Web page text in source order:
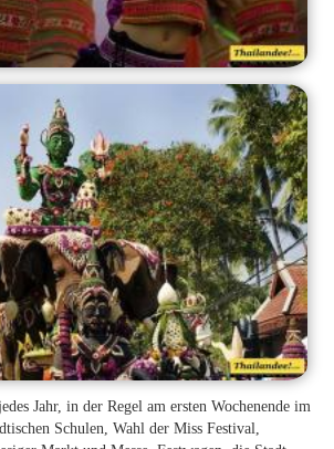
Jahr, in der Regel am ersten Wochenende im
Schulen, Wahl der Miss Festival,